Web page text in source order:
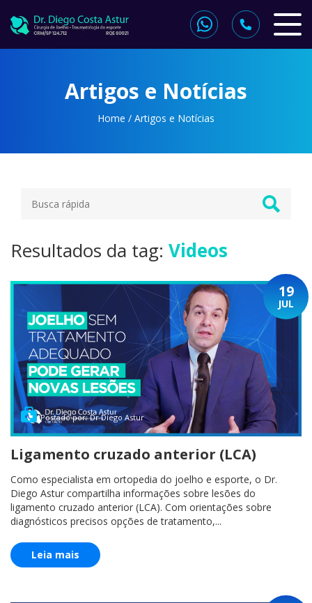
Artigos e Notícias
Home / Artigos e Notícias
Resultados da tag: Videos
19
JUL
Postado por: Dr Diego Astur
Ligamento cruzado anterior (LCA)
Como especialista em ortopedia do joelho e esporte, o Dr.
Diego Astur compartilha informações sobre lesões do
ligamento cruzado anterior (LCA). Com orientações sobre
diagnósticos precisos opções de tratamento,...
Leia mais